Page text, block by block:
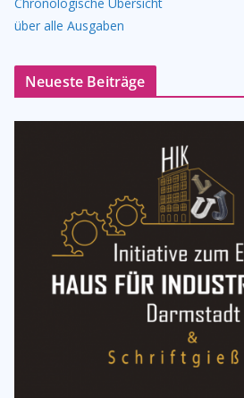
über alle Ausgaben
Neueste Beiträge